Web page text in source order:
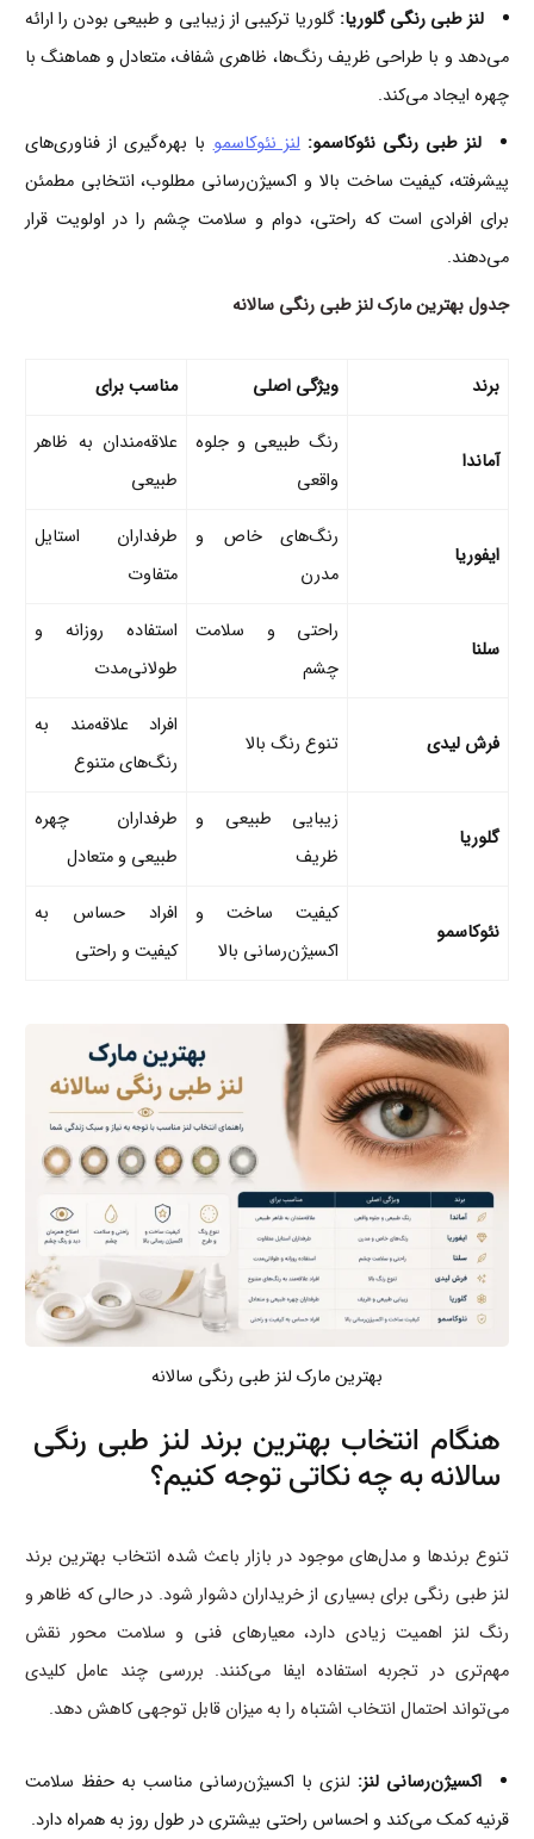
لنز طبی رنگی گلوریا: گلوریا ترکیبی از زیبایی و طبیعی بودن را ارائه
می‌دهد و با طراحی ظریف رنگ‌ها، ظاهری شفاف، متعادل و هماهنگ با
چهره ایجاد می‌کند.
لنز طبی رنگی نئوکاسمو: لنز نئوکاسموبا بهره‌گیری از فناوری‌های
پیشرفته، کیفیت ساخت بالا و اکسیژن‌رسانی مطلوب، انتخابی مطمئن
برای افرادی است که راحتی، دوام و سلامت چشم را در اولویت قرار
می‌دهند.
جدولبهترین مارک لنز طبی رنگی سالانه
برند ویژگی اصلی مناسب برای
آماندا
رنگ طبیعی و جلوه
واقعی
علاقه‌مندان به ظاهر
طبیعی
ایفوریا
رنگ‌های خاص و
مدرن
طرفداران استایل
متفاوت
سلنا
راحتی و سلامت
چشم
استفاده روزانه و
طولانی‌مدت
فرش لیدی تنوع رنگ بالا
افراد علاقه‌مند به
رنگ‌های متنوع
گلوریا
زیبایی طبیعی و
ظریف
طرفداران چهره
طبیعی و متعادل
نئوکاسمو
کیفیت ساخت و
اکسیژن‌رسانی بالا
افراد حساس به
کیفیت و راحتی
بهترین مارک لنز طبی رنگی سالانه
هنگام انتخاب بهترین برند لنز طبی رنگی
سالانه به چه نکاتی توجه کنیم؟
تنوع برندها و مدل‌های موجود در بازار باعث شده انتخاب بهترین برند
لنز طبی رنگی برای بسیاری از خریداران دشوار شود. در حالی که ظاهر و
رنگ لنز اهمیت زیادی دارد، معیارهای فنی و سلامت محور نقش
مهم‌تری در تجربه استفاده ایفا می‌کنند. بررسی چند عامل کلیدی
می‌تواند احتمال انتخاب اشتباه را به میزان قابل توجهی کاهش دهد.
اکسیژن‌رسانی لنز: لنزی با اکسیژن‌رسانی مناسب به حفظ سلامت
قرنیه کمک می‌کند و احساس راحتی بیشتری در طول روز به همراه دارد.